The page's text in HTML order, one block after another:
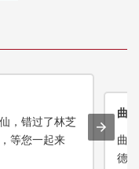
，错过了林芝
等您一起来
曲
曲
德